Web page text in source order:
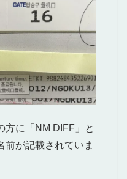
方に「NM DIFF」と
前が記載されていま